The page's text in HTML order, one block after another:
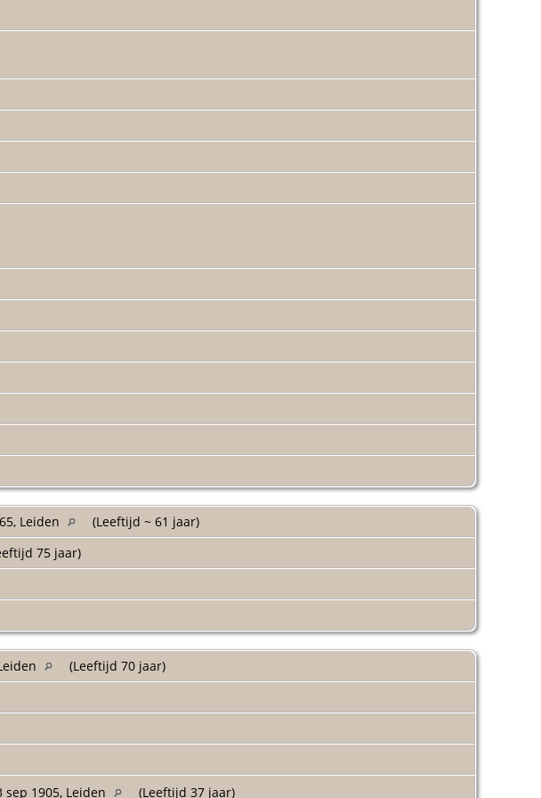
Leiden
(Leeftijd ~ 61 jaar)
75 jaar)
(Leeftijd 70 jaar)
sep 1905, Leiden (Leeftijd 37 jaar)